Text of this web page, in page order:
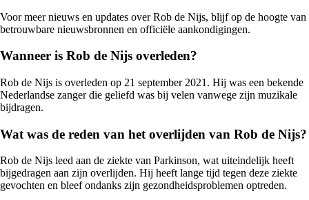
Voor meer nieuws en updates over Rob de Nijs, blijf op de hoogte van
betrouwbare nieuwsbronnen en officiële aankondigingen.
Wanneer is Rob de Nijs overleden?
Rob de Nijs is overleden op 21 september 2021. Hij was een bekende
Nederlandse zanger die geliefd was bij velen vanwege zijn muzikale
bijdragen.
Wat was de reden van het overlijden van Rob de Nijs?
Rob de Nijs leed aan de ziekte van Parkinson, wat uiteindelijk heeft
bijgedragen aan zijn overlijden. Hij heeft lange tijd tegen deze ziekte
gevochten en bleef ondanks zijn gezondheidsproblemen optreden.